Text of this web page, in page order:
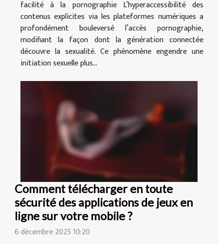
facilité à la pornographie L’hyperaccessibilité des
contenus explicites via les plateformes numériques a
profondément bouleversé l’accès pornographie,
modifiant la façon dont la génération connectée
découvre la sexualité. Ce phénomène engendre une
initiation sexuelle plus...
Comment télécharger en toute
sécurité des applications de jeux en
ligne sur votre mobile ?
6 décembre 2025 10:20